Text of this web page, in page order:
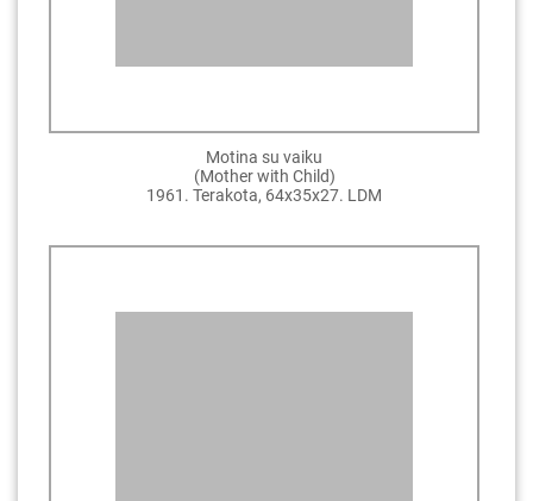
Motina su vaiku
(Mother with Child)
1961. Terakota, 64x35x27. LDM